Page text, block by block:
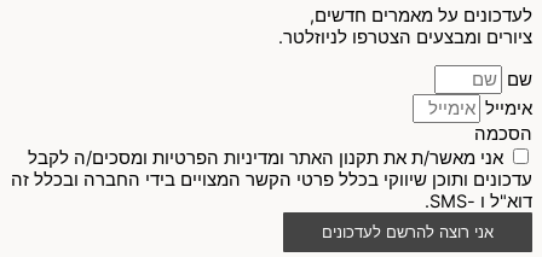
לעדכונים על מאמרים חדשים,
ציורים ומבצעים הצטרפו לניוזלטר.
שם
אימייל
הסכמה
אני מאשר/ת את תקנון האתר ומדיניות הפרטיות ומסכים/ה לקבל
עדכונים ותוכן שיווקי בכלל פרטי הקשר המצויים בידי החברה ובכלל זה
דוא"ל ו -SMS.
אני רוצה להרשם לעדכונים